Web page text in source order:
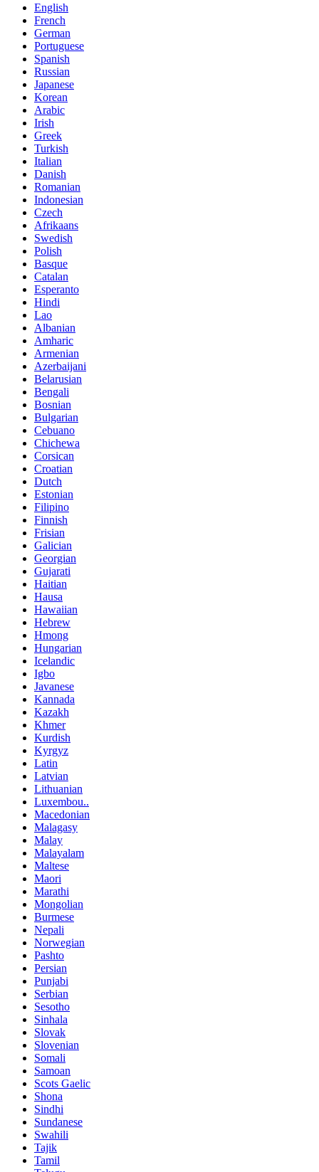
English
French
German
Portuguese
Spanish
Russian
Japanese
Korean
Arabic
Irish
Greek
Turkish
Italian
Danish
Romanian
Indonesian
Czech
Afrikaans
Swedish
Polish
Basque
Catalan
Esperanto
Hindi
Lao
Albanian
Amharic
Armenian
Azerbaijani
Belarusian
Bengali
Bosnian
Bulgarian
Cebuano
Chichewa
Corsican
Croatian
Dutch
Estonian
Filipino
Finnish
Frisian
Galician
Georgian
Gujarati
Haitian
Hausa
Hawaiian
Hebrew
Hmong
Hungarian
Icelandic
Igbo
Javanese
Kannada
Kazakh
Khmer
Kurdish
Kyrgyz
Latin
Latvian
Lithuanian
Luxembou..
Macedonian
Malagasy
Malay
Malayalam
Maltese
Maori
Marathi
Mongolian
Burmese
Nepali
Norwegian
Pashto
Persian
Punjabi
Serbian
Sesotho
Sinhala
Slovak
Slovenian
Somali
Samoan
Scots Gaelic
Shona
Sindhi
Sundanese
Swahili
Tajik
Tamil